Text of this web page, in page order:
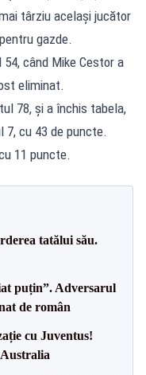
târziu acelaşi jucător
gazde.
când Mike Cestor a
eliminat.
78, şi a închis tabela,
7, cu 43 de puncte.
11 puncte.
tatălui său.
puțin”. Adversarul
de român
cu Juventus!